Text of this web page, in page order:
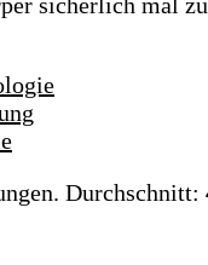
Durchschnitt: